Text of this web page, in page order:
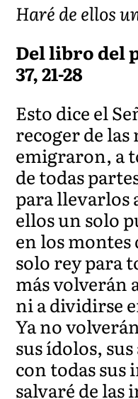
Haré de ellos
Del libro del
37, 21-28
Esto dice el
recoger de las
emigraron, a
de todas
para llevarlos
ellos un solo
en los
solo rey para
más volverán
ni a dividirse
Ya no
sus ídolos,
con todas sus
salvaré de las